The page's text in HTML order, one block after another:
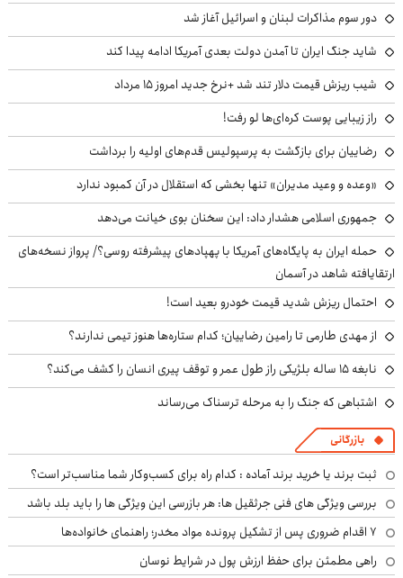
دور سوم مذاکرات لبنان و اسرائیل آغاز شد
شاید جنگ ایران تا آمدن دولت بعدی آمریکا ادامه پیدا کند
شیب ریزش قیمت دلار تند شد +نرخ جدید امروز ۱۵ مرداد
راز زیبایی پوست کره‌ای‌ها لو رفت!
رضاییان برای بازگشت به پرسپولیس قدم‌های اولیه را برداشت
«وعده و وعید مدیران» تنها بخشی که استقلال در آن کمبود ندارد
جمهوری اسلامی هشدار داد: این سخنان بوی خیانت می‌دهد
حمله ایران به پایگاه‌های آمریکا با پهپادهای پیشرفته روسی؟/ پرواز نسخه‌های
ارتقایافته شاهد در آسمان
احتمال ریزش شدید قیمت خودرو بعید است!
از مهدی طارمی تا رامین رضاییان؛ کدام ستاره‌ها هنوز تیمی ندارند؟
نابغه ۱۵ ساله بلژیکی راز طول عمر و توقف پیری انسان را کشف می‌کند؟
اشتباهی که جنگ را به مرحله ترسناک می‌رساند
بازرگانی
ثبت برند یا خرید برند آماده : کدام راه برای کسب‌وکار شما مناسب‌تر است؟
بررسی ویژگی های فنی جرثقیل ها: هر بازرسی این ویژگی ها را باید بلد باشد
۷ اقدام ضروری پس از تشکیل پرونده مواد مخدر؛ راهنمای خانواده‌ها
راهی مطمئن برای حفظ ارزش پول در شرایط نوسان